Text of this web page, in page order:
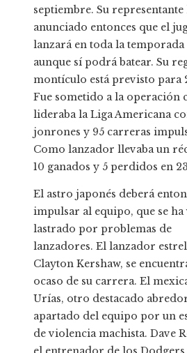
septiembre. Su representante
anunciado entonces que el
lanzará en toda la temporada
aunque sí podrá batear. Su
montículo está previsto para
Fue sometido a la operación
lideraba la Liga Americana
jonrones y 95 carreras
Como lanzador llevaba un
10 ganados y 5 perdidos en
El astro japonés deberá
impulsar al equipo, que se ha
lastrado por problemas de
lanzadores. El lanzador
Clayton Kershaw, se
ocaso de su carrera. El
Urías, otro destacado
apartado del equipo por un
de violencia machista. Dave